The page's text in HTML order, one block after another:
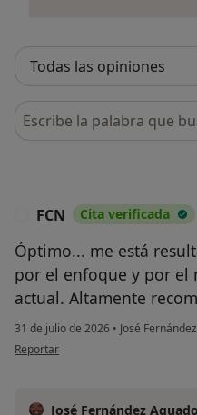
Busca en opiniones
FCN Cita verificada
Óptimo... me está
por el enfoque y por el
actual. Altamente
31 de julio de 2026 • José
en opinión del usuario FCN
Reportar
José Fernández Aguado